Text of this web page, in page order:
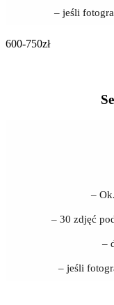
– jeśli
600-750zł
–
– 30 zdjęć
–
– jeśli